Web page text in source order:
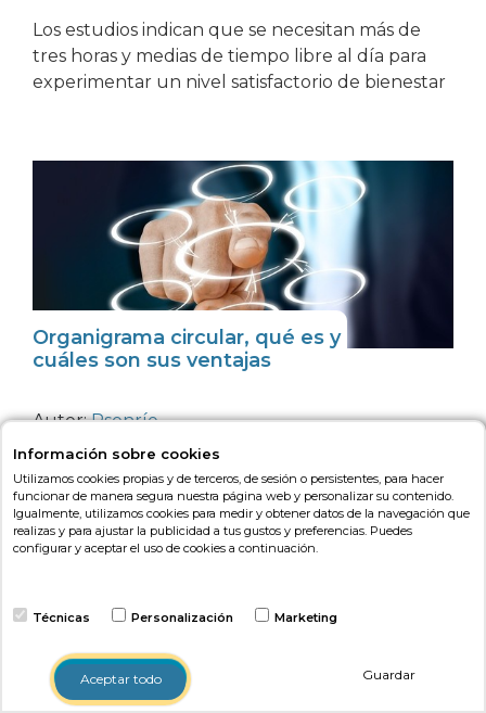
Los estudios indican que se necesitan más de
tres horas y medias de tiempo libre al día para
experimentar un nivel satisfactorio de bienestar
Organigrama circular, qué es y
cuáles son sus ventajas
Autor:Psonríe
Trabajo, Salud
El organigrama circular es un tipo de estructura
que ha ganado relevancia debido a su
flexibilidad y adaptabilidad en el entorno
Información sobre cookies
Utilizamos cookies propias y de terceros, de sesión o persistentes, para hacer
funcionar de manera segura nuestra página web y personalizar su contenido.
Igualmente, utilizamos cookies para medir y obtener datos de la navegación que
realizas y para ajustar la publicidad a tus gustos y preferencias. Puedes
configurar y aceptar el uso de cookies a continuación.
Técnicas Personalización Marketing
Aceptar todo Guardar